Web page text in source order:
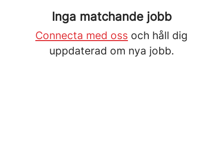
Inga matchande jobb
Connecta med oss och håll dig
uppdaterad om nya jobb.